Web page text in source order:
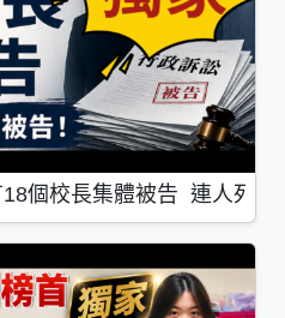
個校長集體被告 連人死了